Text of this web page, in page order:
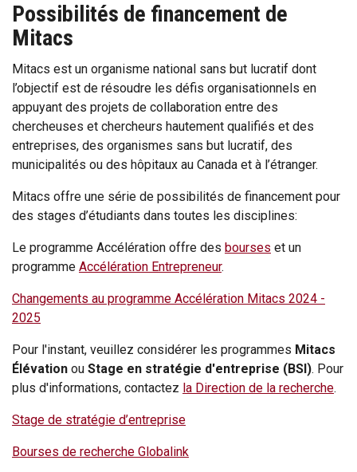
Possibilités de financement de
Mitacs
Mitacs est un organisme national sans but lucratif dont
l’objectif est de résoudre les défis organisationnels en
appuyant des projets de collaboration entre des
chercheuses et chercheurs hautement qualifiés et des
entreprises, des organismes sans but lucratif, des
municipalités ou des hôpitaux au Canada et à l’étranger.
Mitacs offre une série de possibilités de financement pour
des stages d’étudiants dans toutes les disciplines:
Le programme Accélération offre des bourses et un
programme Accélération Entrepreneur.
Changements au programme Accélération Mitacs 2024 -
2025
Pour l'instant, veuillez considérer les programmes Mitacs
Élévation ou Stage en stratégie d'entreprise (BSI). Pour
plus d'informations, contactez la Direction de la recherche.
Stage de stratégie d’entreprise
Bourses de recherche Globalink